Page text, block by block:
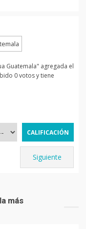
Guatemala" agregada el
0 votos y tiene
Siguiente
más